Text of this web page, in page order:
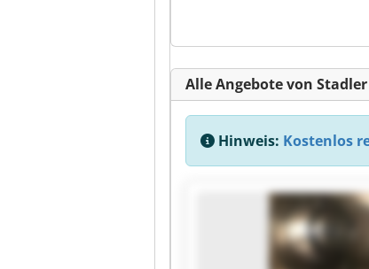
Alle Angebote von
Hinweis: Kostenlos